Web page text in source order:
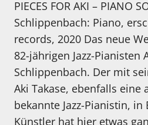
PIECES FOR AKI – PIANO
Schlippenbach: Piano,
records, 2020 Das neue
82-jährigen Jazz-Pianisten
Schlippenbach. Der mit
Aki Takase, ebenfalls eine
bekannte Jazz-Pianistin,
Künstler hat hier etwas